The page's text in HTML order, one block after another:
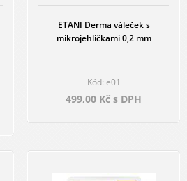
ETANI Derma váleček s
mikrojehličkami 0,2 mm
Kód: e01
499,00 Kč s DPH